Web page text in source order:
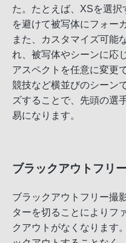
た。たとえば、XSを選
を避けて被写体にフォー
また、カスタマイズ可能
れ、被写体やシーンに応
アスペクトを任意に変更
競技など横並びのシーン
ズすることで、先頭の選
易になります。
ブラックアウトフリ
ブラックアウトフリー撮
ターを切ることによりフ
クアウトがなくなります